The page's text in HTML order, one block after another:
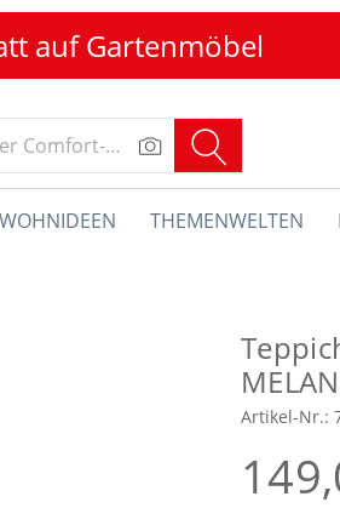
auf Gartenmöbel
WOHNIDEEN THEMENWELTEN
Artikel-Nr.: